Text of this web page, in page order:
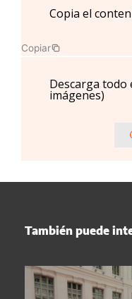
Copia el
Copiar
Descarga todo
imágenes)
También puede